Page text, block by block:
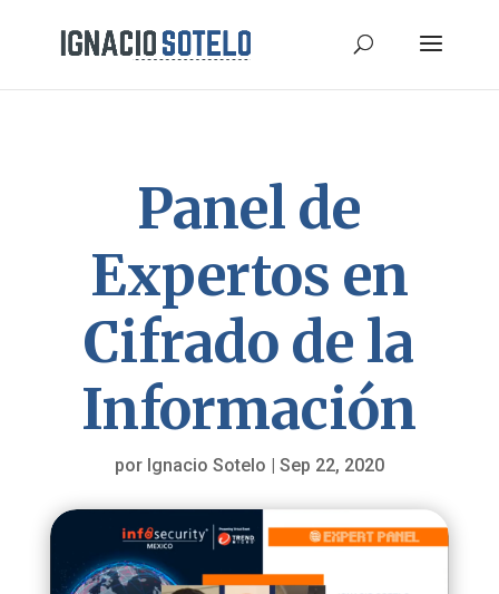
Panel de
Expertos en
Cifrado de la
Información
por Ignacio Sotelo | Sep 22, 2020